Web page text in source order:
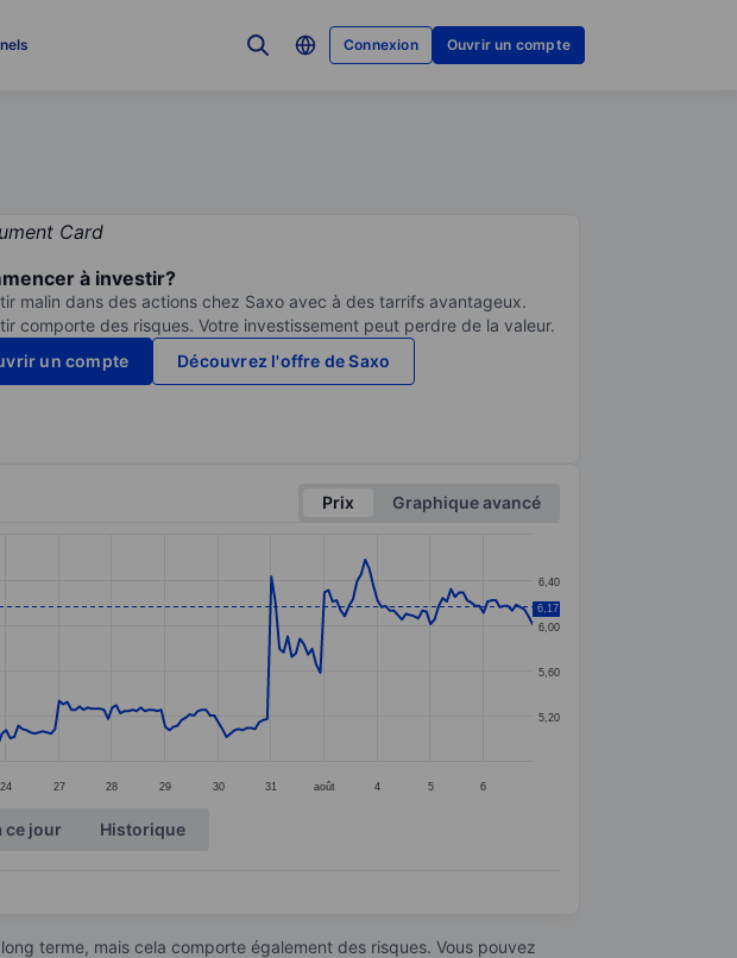
Connexion Ouvrir un compte
à investir?
malin dans des actions chez Saxo avec à des tarrifs avantageux.
comporte des risques. Votre investissement peut perdre de la valeur.
un compte
Découvrez l'offre de Saxo
Prix
Graphique avancé
24 27 28 29 30 31 août 4 5 6
5,20
5,60
6,00
6,40
6,17
ce jour Historique
terme, mais cela comporte également des risques. Vous pouvez